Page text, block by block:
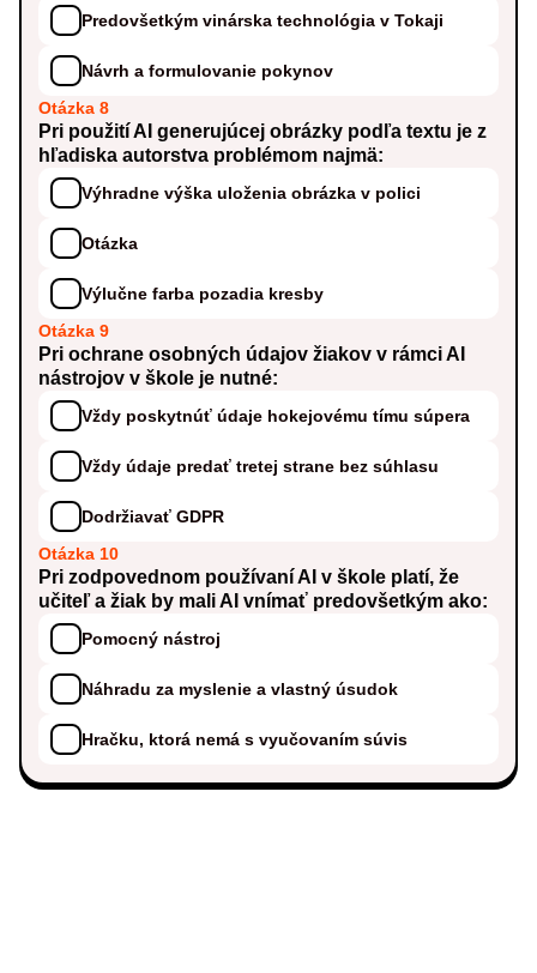
Predovšetkým vinárska technológia v Tokaji
Návrh a formulovanie pokynov
Otázka 8
Pri použití AI generujúcej obrázky podľa textu je z
hľadiska autorstva problémom najmä:
Výhradne výška uloženia obrázka v polici
Otázka
Výlučne farba pozadia kresby
Otázka 9
Pri ochrane osobných údajov žiakov v rámci AI
nástrojov v škole je nutné:
Vždy poskytnúť údaje hokejovému tímu súpera
Vždy údaje predať tretej strane bez súhlasu
Dodržiavať GDPR
Otázka 10
Pri zodpovednom používaní AI v škole platí, že
učiteľ a žiak by mali AI vnímať predovšetkým ako:
Pomocný nástroj
Náhradu za myslenie a vlastný úsudok
Hračku, ktorá nemá s vyučovaním súvis